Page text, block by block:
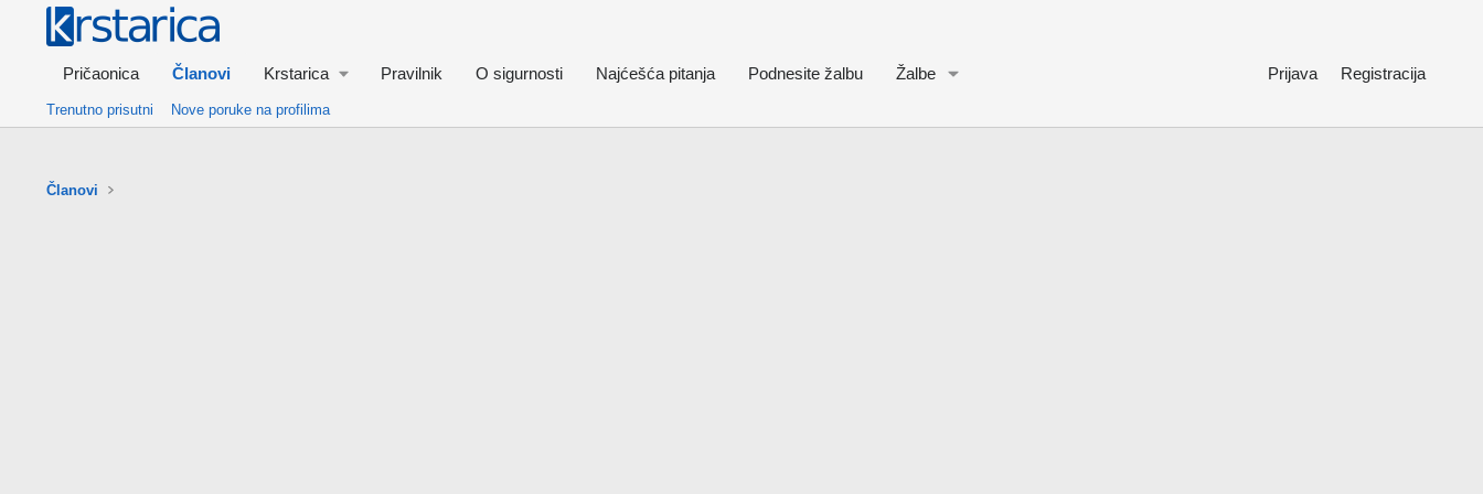
Pričaonica Članovi Krstarica Pravilnik O sigurnosti Najćešća pitanja Podnesite žalbu Žalbe Prijava Registracija
Trenutno prisutni Nove poruke na profilima
Članovi